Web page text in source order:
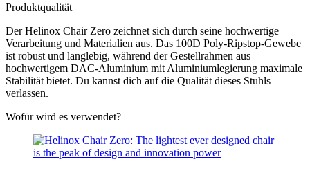
Produktqualität
Der Helinox Chair Zero zeichnet sich durch seine hochwertige
Verarbeitung und Materialien aus. Das 100D Poly-Ripstop-Gewebe
ist robust und langlebig, während der Gestellrahmen aus
hochwertigem DAC-Aluminium mit Aluminiumlegierung maximale
Stabilität bietet. Du kannst dich auf die Qualität dieses Stuhls
verlassen.
Wofür wird es verwendet?